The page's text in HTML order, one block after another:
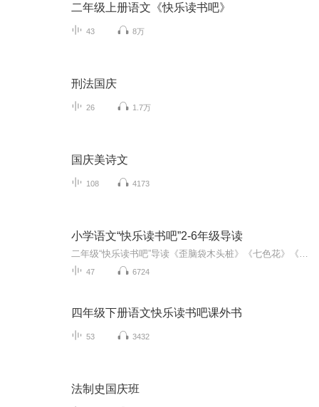
二年级上册语文《快乐读书吧》
43 8万
刑法国庆
26 1.7万
国庆美诗文
108 4173
小学语文“快乐读书吧”2-6年级导读
47 6724
四年级下册语文快乐读书吧课外书
53 3432
法制史国庆班